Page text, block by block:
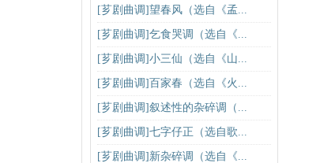
[芗剧曲调]望春风（选自《孟...
[芗剧曲调]乞食哭调（选自《...
[芗剧曲调]小三仙（选自《山...
[芗剧曲调]百家春（选自《火...
[芗剧曲调]叙述性的杂碎调（...
[芗剧曲调]七字仔正（选自歌...
[芗剧曲调]新杂碎调（选自《...